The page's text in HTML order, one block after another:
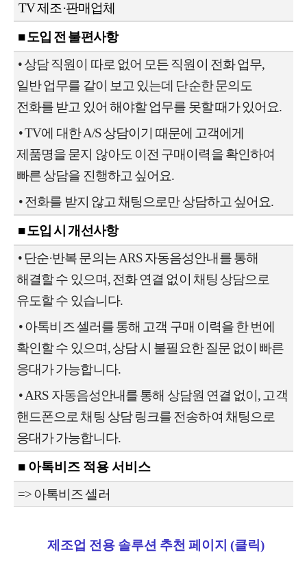
TV 제조·판매업체
■ 도입 전 불편사항
• 상담 직원이 따로 없어 모든 직원이 전화 업무,
일반 업무를 같이 보고 있는데 단순한 문의도
전화를 받고 있어 해야할 업무를 못할 때가 있어요.
• TV에 대한 A/S 상담이기 때문에 고객에게
제품명을 묻지 않아도 이전 구매이력을 확인하여
빠른 상담을 진행하고 싶어요.
•전화를 받지 않고 채팅으로만 상담하고 싶어요.
■ 도입 시 개선사항
•단순·반복 문의는 ARS 자동음성안내를 통해
해결할 수 있으며, 전화 연결 없이 채팅 상담으로
유도할 수 있습니다.
•아톡비즈 셀러를 통해 고객 구매 이력을 한 번에
확인할 수 있으며, 상담 시 불필요한 질문 없이 빠른
응대가 가능합니다.
•ARS 자동음성안내를 통해 상담원 연결 없이, 고객
핸드폰으로 채팅 상담 링크를 전송하여 채팅으로
응대가 가능합니다.
■ 아톡비즈 적용 서비스
=> 아톡비즈 셀러
제조업 전용 솔루션 추천 페이지 (클릭)